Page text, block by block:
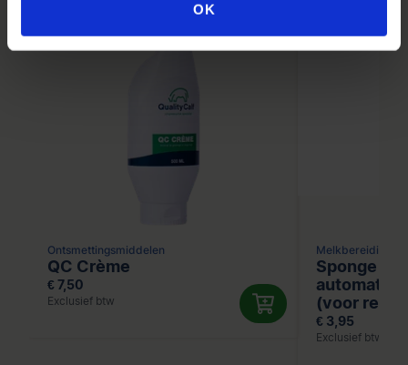
OK
Ontsmettingsmiddelen
QC Crème
€ 7,50
Exclusief btw
Melkbereiding
Sponge
automaten
(voor
€ 3,95
Exclusief btw